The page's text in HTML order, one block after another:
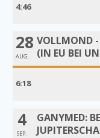
4:46
28
AUG.
VOLLMOND -
(IN EU BEI
6:18
4
SEP.
GANYMED: